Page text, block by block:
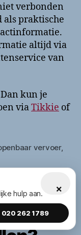
verbonden
als praktische
altijd via
van
kun je
viaTikkie of
vervoer,
×
hulp aan.
020 262 1789